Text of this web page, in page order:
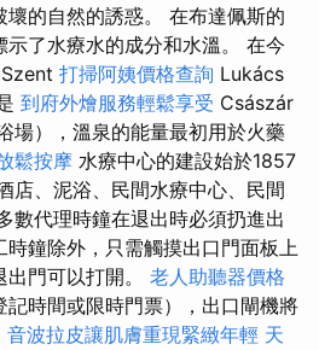
壞的自然的誘惑。 在布達佩斯的
了水療水的成分和水溫。 在今
Szent 打掃阿姨價格查詢 Lukács
到府外燴服務輕鬆享受 Császár
場），溫泉的能量最初用於火藥
鬆按摩 水療中心的建設始於1857
店、泥浴、民間水療中心、民間
數代理時鐘在退出時必須扔進出
時鐘除外，只需觸摸出口門面板上
門可以打開。 老人助聽器價格
時間或限時門票），出口閘機將
音波拉皮讓肌膚重現緊緻年輕 天